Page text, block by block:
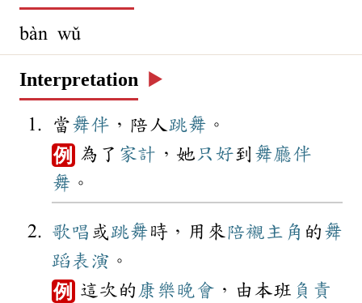
bàn wǔ
Interpretation ▶️
當舞伴 ，陪人 跳舞 。
例 為了 家計 ，她 只好到 舞廳伴
舞 。
歌唱 或跳舞時，用來 陪襯 主角 的 舞
蹈表演 。
例 這次的 康樂晚會 ，由本班 負責